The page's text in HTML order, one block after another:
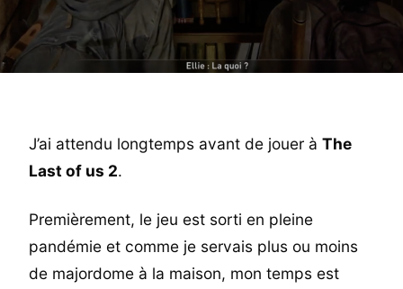
J’ai attendu longtemps avant de jouer à The
Last of us 2.
Premièrement, le jeu est sorti en pleine
pandémie et comme je servais plus ou moins
de majordome à la maison, mon temps est